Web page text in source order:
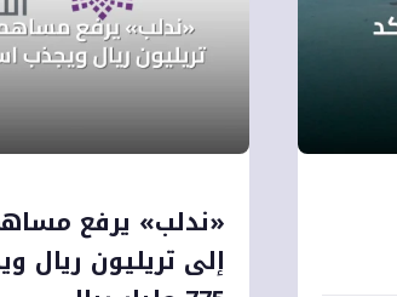
«ندلب» يرفع
إلى تريليون ريال